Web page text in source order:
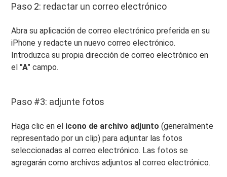
Paso 2: redactar un correo electrónico
Abra su aplicación de correo electrónico preferida en su
iPhone y redacte un nuevo correo electrónico.
Introduzca su propia dirección de correo electrónico en
el "A" campo.
Paso #3: adjunte fotos
Haga clic en el icono de archivo adjunto (generalmente
representado por un clip) para adjuntar las fotos
seleccionadas al correo electrónico. Las fotos se
agregarán como archivos adjuntos al correo electrónico.